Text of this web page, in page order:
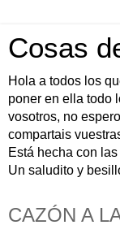
Cosas
Hola a todos los
poner en ella todo
vosotros, no
compartais
Está hecha con
Un saludito y
CAZÓN A